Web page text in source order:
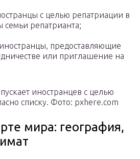
с целью репатриации в
репатрианта;
предоставляющие
или приглашение на
иностранцев с целью
списку. Фото: pxhere.com
мира: география,